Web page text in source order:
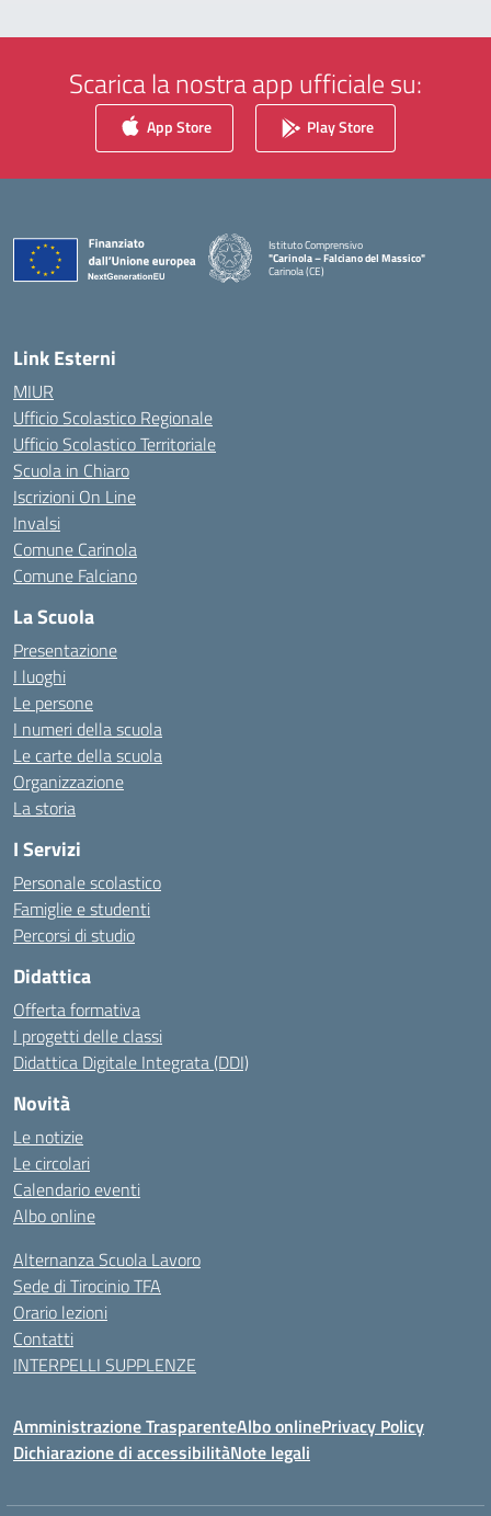
Scarica la nostra app ufficiale su:
App Store Play Store
Istituto Comprensivo
"Carinola – Falciano del Massico"
Carinola (CE)
Link Esterni
MIUR
Ufficio Scolastico Regionale
Ufficio Scolastico Territoriale
Scuola in Chiaro
Iscrizioni On Line
Invalsi
Comune Carinola
Comune Falciano
La Scuola
Presentazione
I luoghi
Le persone
I numeri della scuola
Le carte della scuola
Organizzazione
La storia
I Servizi
Personale scolastico
Famiglie e studenti
Percorsi di studio
Didattica
Offerta formativa
I progetti delle classi
Didattica Digitale Integrata (DDI)
Novità
Le notizie
Le circolari
Calendario eventi
Albo online
Alternanza Scuola Lavoro
Sede di Tirocinio TFA
Orario lezioni
Contatti
INTERPELLI SUPPLENZE
Amministrazione TrasparenteAlbo onlinePrivacy Policy
Dichiarazione di accessibilitàNote legali